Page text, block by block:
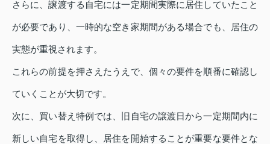
さらに、譲渡する自宅には一定期間実際に居住していたこと
が必要であり、一時的な空き家期間がある場合でも、居住の
実態が重視されます。
これらの前提を押さえたうえで、個々の要件を順番に確認し
ていくことが大切です。
次に、買い替え特例では、旧自宅の譲渡日から一定期間内に
新しい自宅を取得し、居住を開始することが重要な要件とな